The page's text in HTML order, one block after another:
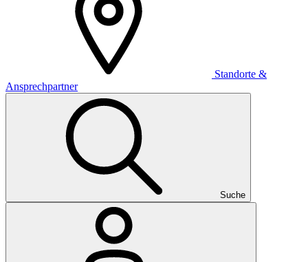
Standorte &
Ansprechpartner
Suche